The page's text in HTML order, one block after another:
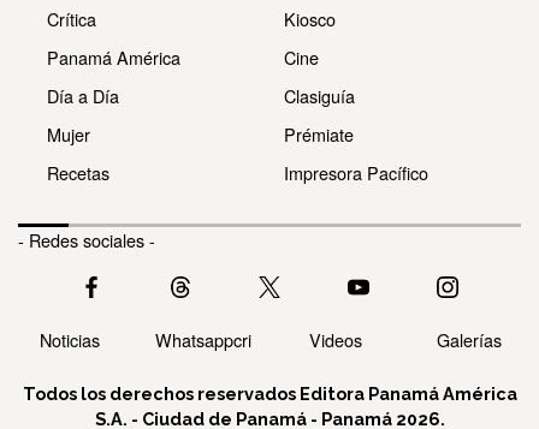
Crítica
Panamá América
Día a Día
Mujer
Recetas
Kiosco
Cine
Clasiguía
Prémiate
Impresora Pacífico
- Redes sociales -
Noticias Whatsappcri Videos Galerías
Todos los derechos reservados Editora Panamá América
S.A. - Ciudad de Panamá - Panamá 2026.